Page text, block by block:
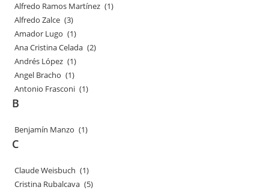
Alfredo Ramos Martínez (1)
Alfredo Zalce (3)
Amador Lugo (1)
Ana Cristina Celada (2)
Andrés López (1)
Angel Bracho (1)
Antonio Frasconi (1)
B
Benjamín Manzo (1)
C
Claude Weisbuch (1)
Cristina Rubalcava (5)